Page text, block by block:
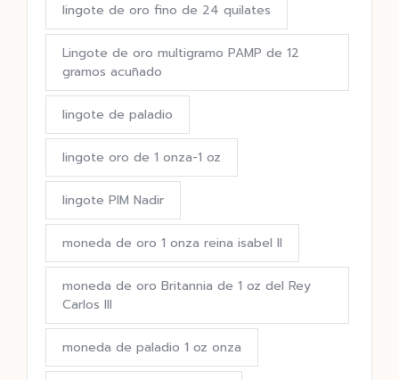
lingote de oro fino de 24 quilates
Lingote de oro multigramo PAMP de 12
gramos acuñado
lingote de paladio
lingote oro de 1 onza-1 oz
lingote PIM Nadir
moneda de oro 1 onza reina isabel II
moneda de oro Britannia de 1 oz del Rey
Carlos III
moneda de paladio 1 oz onza